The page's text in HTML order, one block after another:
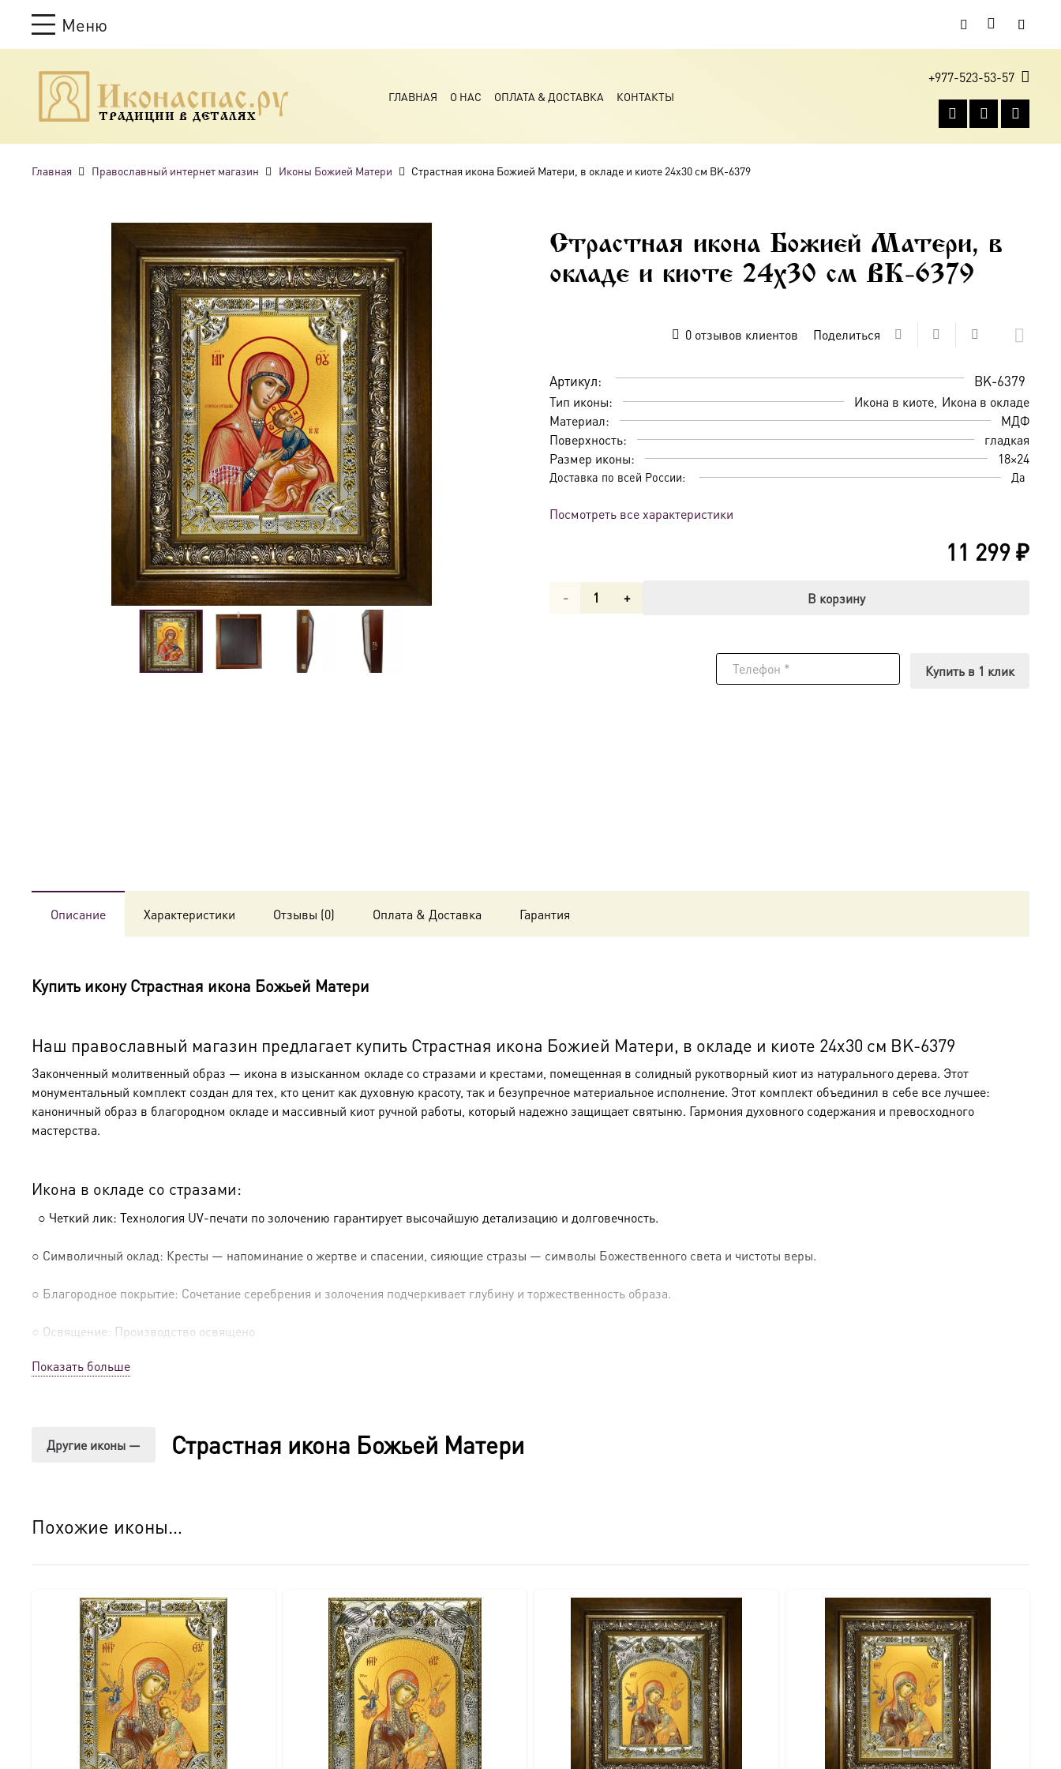
Меню
ТРАДИЦИИ В ДЕТАЛЯХ
ГЛАВНАЯ О НАС ОПЛАТА & ДОСТАВКА КОНТАКТЫ
+977-523-53-57
Главная Православный интернет магазин Иконы Божией Матери Страстная икона Божией Матери, в окладе и киоте 24х30 см BK-6379
Страстная икона Божией Матери, в
окладе и киоте 24х30 см BK-6379
0отзывов клиентов Поделиться
Артикул: BK-6379
Тип иконы: Икона в киоте Икона в окладе
Материал:
МДФ
Поверхность:
гладкая
Размер иконы:
18×24
Доставка по всей России: Да
Посмотреть все характеристики
11 299₽
Количество
24х30
В корзину
Купить в 1 клик
Описание Характеристики Отзывы (0) Оплата & Доставка Гарантия
Купить иконуСтрастная икона Божьей Матери
Наш православный магазин предлагает купить Страстная икона Божией Матери, в окладе и киоте 24х30 см BK-6379
Законченный молитвенный образ — икона в изысканном окладе со стразами и крестами, помещенная в солидный рукотворный киот из натурального дерева. Этот
монументальный комплект создан для тех, кто ценит как духовную красоту, так и безупречное материальное исполнение. Этот комплект объединил в себе все лучшее:
каноничный образ в благородном окладе и массивный киот ручной работы, который надежно защищает святыню. Гармония духовного содержания и превосходного
мастерства.
Икона в окладе со стразами:
○ Четкий лик: Технология UV-печати по золочению гарантирует высочайшую детализацию и долговечность.
○ Символичный оклад: Кресты — напоминание о жертве и спасении, сияющие стразы — символы Божественного света и чистоты веры.
○ Благородное покрытие: Сочетание серебрения и золочения подчеркивает глубину и торжественность образа.
○ Освящение: Производство освящено
○ Натуральное дерево: Каждый киот изготавливается вручную из массива дерева, что подчеркивает его эксклюзивность и ценность.
○ Конструкция «книжка»: Удобная распашная система позволяет легко открыть киот для доступа к иконе.
○ Золотая петелька: Надежный элемент для навешивания на стену, дополняющий общий благородный вид.
Детали изгот овления:
● Икона:
○ Размер: 18×24 см.
○ Основа: МДФ.
Показать больше
Другие иконы — Страстная икона Божьей Матери
Похожие иконы…